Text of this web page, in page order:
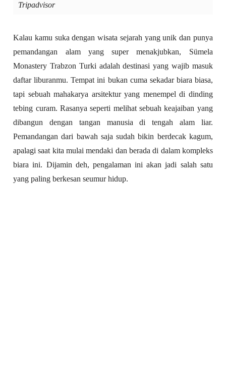
Tripadvisor
Kalau kamu suka dengan wisata sejarah yang unik dan punya
pemandangan alam yang super menakjubkan, Sümela
Monastery Trabzon Turki adalah destinasi yang wajib masuk
daftar liburanmu. Tempat ini bukan cuma sekadar biara biasa,
tapi sebuah mahakarya arsitektur yang menempel di dinding
tebing curam. Rasanya seperti melihat sebuah keajaiban yang
dibangun dengan tangan manusia di tengah alam liar.
Pemandangan dari bawah saja sudah bikin berdecak kagum,
apalagi saat kita mulai mendaki dan berada di dalam kompleks
biara ini. Dijamin deh, pengalaman ini akan jadi salah satu
yang paling berkesan seumur hidup.